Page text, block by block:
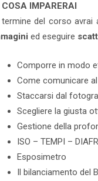
COSA IMPARERAI
del corso avrai
ed eseguire
Comporre in modo
Come comunicare
Staccarsi dal
Scegliere la giusta
Gestione della
ISO – TEMPI –
Esposimetro
Il bilanciamento del